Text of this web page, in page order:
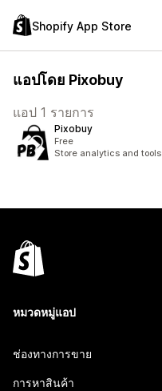
Shopify App Store
แอปโดย Pixobuy
แอป 1 รายการ
Pixobuy
Free
Store analytics and
หมวดหมู่แอป
ช่องทางการขาย
การหาสินค้า